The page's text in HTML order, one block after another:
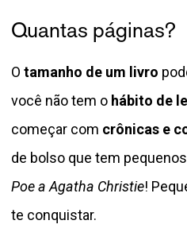
Quantas páginas?
O tamanho de um livro
você não tem o hábito de
começar com crônicas e
de bolso que tem
Poe a Agatha Christie!
te conquistar.